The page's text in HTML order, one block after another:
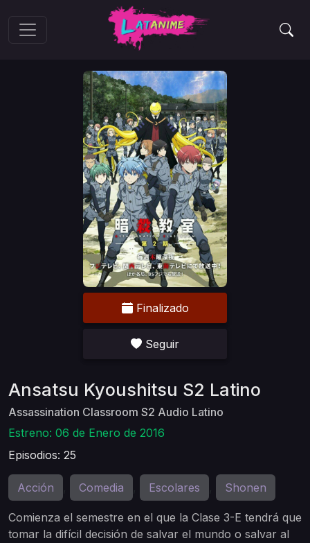
Finalizado
Seguir
Ansatsu Kyoushitsu S2 Latino
Assassination Classroom S2 Audio Latino
Estreno: 06 de Enero de 2016
Episodios: 25
Acción Comedia Escolares Shonen
Comienza el semestre en el que la Clase 3-E tendrá que
tomar la difícil decisión de salvar el mundo o salvar al